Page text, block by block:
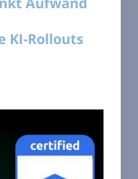
KI-Rollouts